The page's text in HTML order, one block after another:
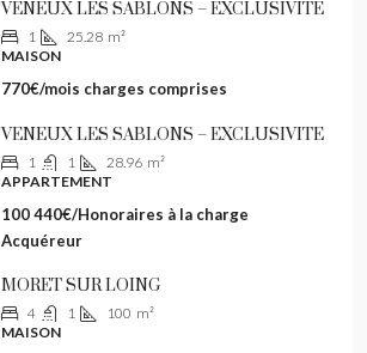
VENEUX LES SABLONS – EXCLUSIVITE
1 25.28 m²
MAISON
770€/mois charges comprises
VENEUX LES SABLONS – EXCLUSIVITE
1 1 28.96 m²
APPARTEMENT
100 440€/Honoraires à la charge
Acquéreur
MORET SUR LOING
4 1 100 m²
MAISON